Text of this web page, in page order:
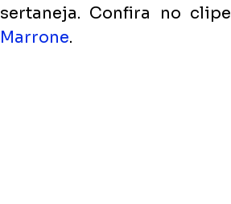
sertaneja. Confira no
Marrone.